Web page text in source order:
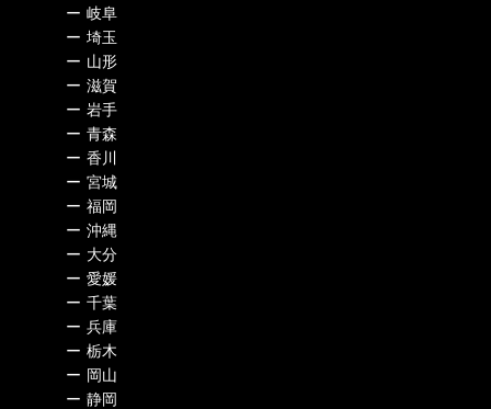
ー 岐阜
ー 埼玉
ー 山形
ー 滋賀
ー 岩手
ー 青森
ー 香川
ー 宮城
ー 福岡
ー 沖縄
ー 大分
ー 愛媛
ー 千葉
ー 兵庫
ー 栃木
ー 岡山
ー 静岡